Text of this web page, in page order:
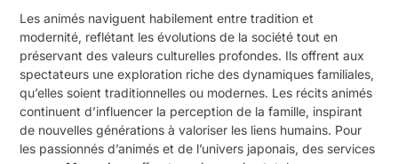
Les animés naviguent habilement entre tradition et
modernité, reflétant les évolutions de la société tout en
préservant des valeurs culturelles profondes. Ils offrent aux
spectateurs une exploration riche des dynamiques familiales,
qu’elles soient traditionnelles ou modernes. Les récits animés
continuent d’influencer la perception de la famille, inspirant
de nouvelles générations à valoriser les liens humains. Pour
les passionnés d’animés et de l’univers japonais, des services